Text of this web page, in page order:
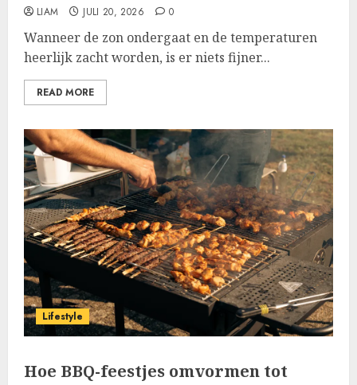
LIAM JULI 20, 2026 0
Wanneer de zon ondergaat en de temperaturen
heerlijk zacht worden, is er niets fijner...
READ MORE
Lifestyle
Hoe BBQ-feestjes omvormen tot